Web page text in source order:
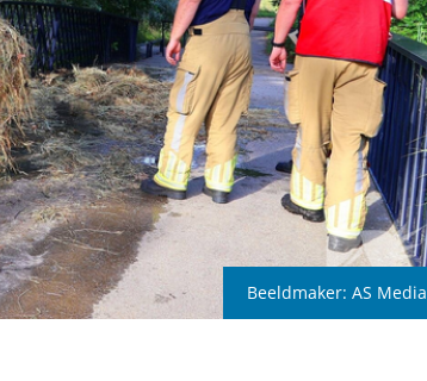
Beeldmaker: AS Media